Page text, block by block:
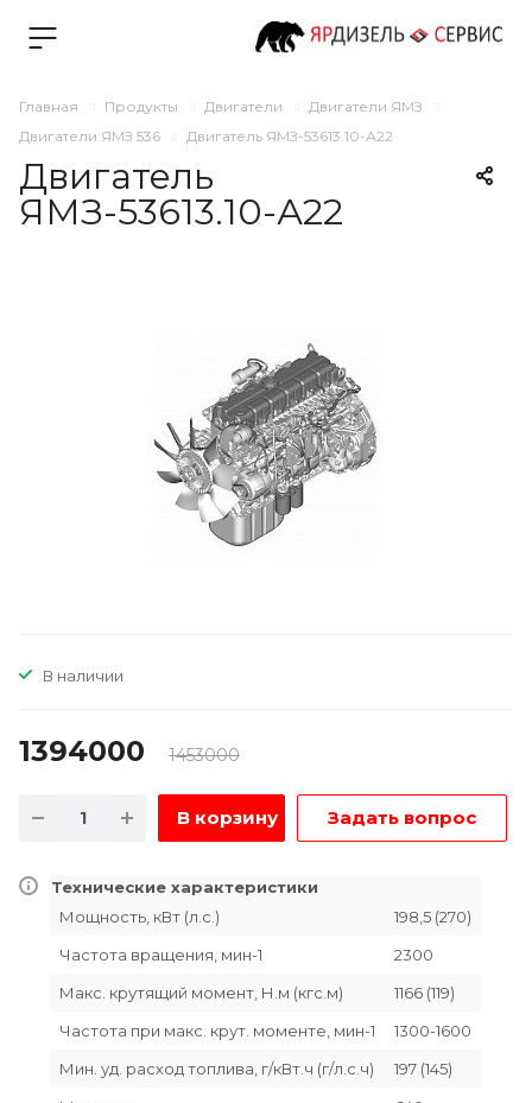
Главная Продукты Двигатели
Двигатели ЯМЗ
Двигатели ЯМЗ 536
Двигатель ЯМЗ-53613.10-А22
Двигатель
ЯМЗ-53613.10-А22
В наличии
1394000 1453000
В корзину Задать вопрос
Технические характеристики
Мощность, кВт (л.с.)
198,5 (270)
Частота вращения, мин-1
2300
Макс. крутящий момент, Н.м (кгс.м)
1166 (119)
Частота при макс. крут. моменте, мин-1
1300-1600
Мин. уд. расход топлива, г/кВт.ч (г/л.с.ч)
197 (145)